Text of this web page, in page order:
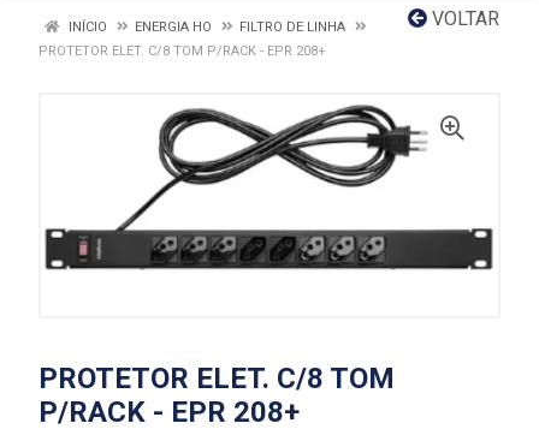
VOLTAR
INÍCIO ENERGIA HO
FILTRO DE LINHA
PROTETOR ELET. C/8 TOM P/RACK - EPR 208+
PROTETOR ELET. C/8 TOM
P/RACK - EPR 208+